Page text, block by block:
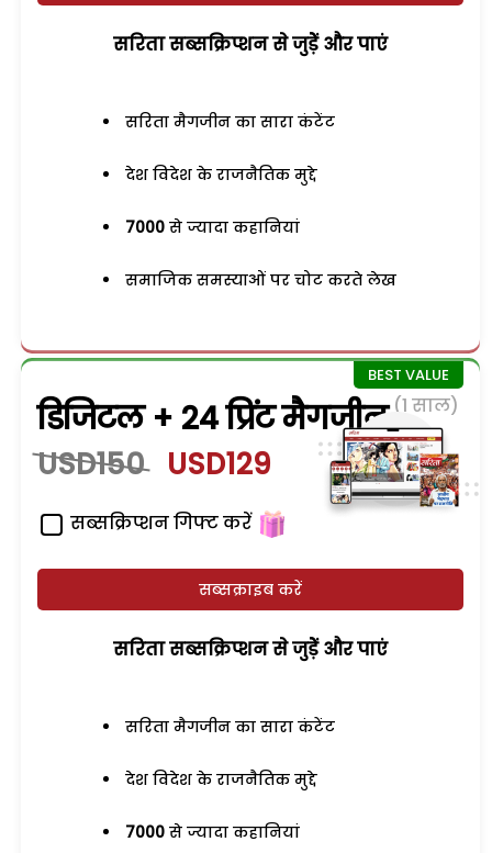
सरिता सब्सक्रिप्शन से जुड़ेें और पाएं
सरिता मैगजीन का सारा कंटेंट
देश विदेश के राजनैतिक मुद्दे
7000 से ज्यादा कहानियां
समाजिक समस्याओं पर चोट करते लेख
डिजिटल + 24 प्रिंट मैगजीन (1 साल)
USD150 USD129
सब्सक्रिप्शन गिफ्ट करें
सब्सक्राइब करें
सरिता सब्सक्रिप्शन से जुड़ेें और पाएं
सरिता मैगजीन का सारा कंटेंट
देश विदेश के राजनैतिक मुद्दे
7000 से ज्यादा कहानियां